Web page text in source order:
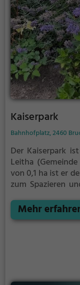
Kaiserpark
Bahnhofplatz, 2460
Der Kaiserpark
Leitha
von 0,1 ha ist er
zum Spazieren
Kaiserpark
Entspannung.
Mehr